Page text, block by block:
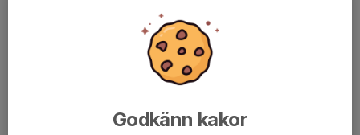
Godkänn kakor